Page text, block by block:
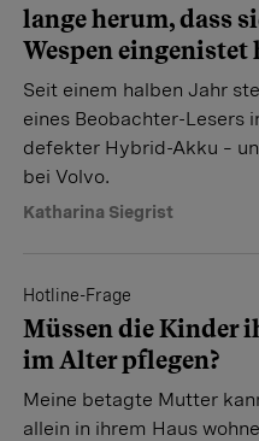
lange herum, dass
Wespen eingenistet
Seit einem halben Jahr
eines Beobachter-Lesers
defekter Hybrid-Akku –
bei Volvo.
Katharina Siegrist
Hotline-Frage
Müssen die Kinder
im Alter pflegen?
Meine betagte Mutter
allein in ihrem Haus